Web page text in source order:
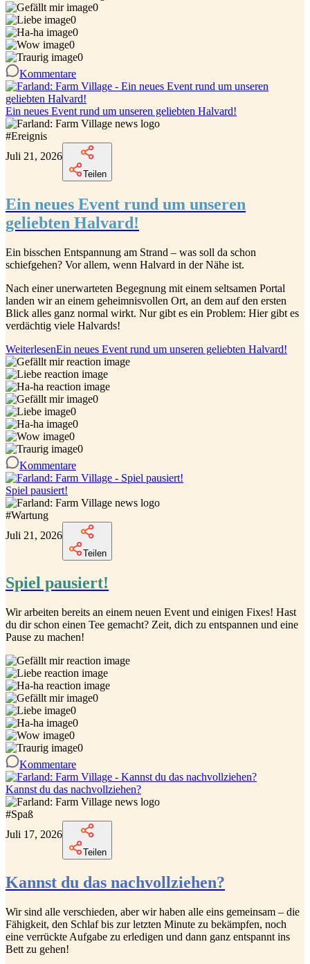
0
0
0
0
0
Kommentare
Ein neues Event rund um unseren geliebten Halvard!
#Ereignis
Juli 21, 2026
Teilen
Ein neues Event rund um unseren
geliebten Halvard!
Ein bisschen Entspannung am Strand – was soll da schon
schiefgehen? Vor allem, wenn Halvard in der Nähe ist.
Nach einer unerwarteten Begegnung mit einem seltsamen Portal
landen wir an einem geheimnisvollen Ort, an dem auf den ersten
Blick alles ganz normal wirkt. Nur gibt es ein Problem: Hier gibt es
verdächtig viele Halvards!
WeiterlesenEin neues Event rund um unseren geliebten Halvard!
0
0
0
0
0
Kommentare
Spiel pausiert!
#Wartung
Juli 21, 2026
Teilen
Spiel pausiert!
Wir arbeiten bereits an einem neuen Event und einigen Fixes! Hast
du dir schon einen Tee gemacht? Zeit, dich zu entspannen und eine
Pause zu machen!
0
0
0
0
0
Kommentare
Kannst du das nachvollziehen?
#Spaß
Juli 17, 2026
Teilen
Kannst du das nachvollziehen?
Wir sind alle verschieden, aber wir haben alle eins gemeinsam – die
Fähigkeit, den Schlaf bis zur letzten Minute zu bekämpfen, noch
eine verrückte Aufgabe zu erledigen und dann ganz entspannt ins
Bett zu gehen!